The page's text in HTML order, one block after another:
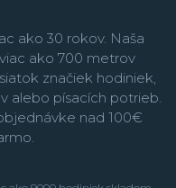
ako 30 rokov. Naša
ako 700 metrov
značiek hodiniek,
alebo písacích potrieb.
nad 100€